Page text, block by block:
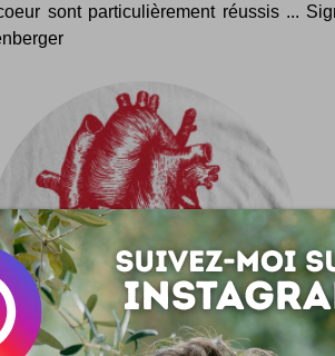
sont particulièrement réussis ...